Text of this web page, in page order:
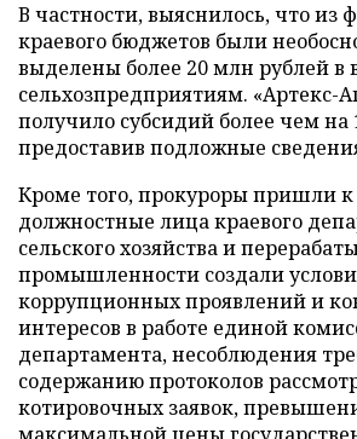
В частности, выяснилось, что из
краевого бюджетов были
выделены более 20 млн рублей в
сельхозпредприятиям. «Артекс-
получило субсидий более чем на
предоставив подложные
Кроме того, прокуроры пришли к
должностные лица краевого
сельского хозяйства и
промышленности создали
коррупционных проявлений и
интересов в работе единой
департамента, несоблюдения
содержанию протоколов
котировочных заявок,